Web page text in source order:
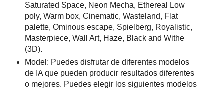
Saturated Space, Neon Mecha, Ethereal Low
poly, Warm box, Cinematic, Wasteland, Flat
palette, Ominous escape, Spielberg, Royalistic,
Masterpiece, Wall Art, Haze, Black and Withe
(3D).
Model: Puedes disfrutar de diferentes modelos
de IA que pueden producir resultados diferentes
o mejores. Puedes elegir los siguientes modelos